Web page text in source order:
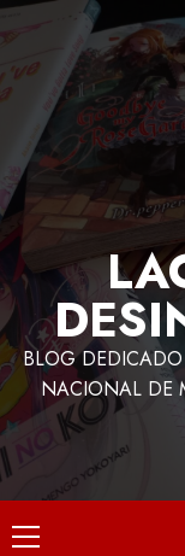
BLOG
NACIONAL DE